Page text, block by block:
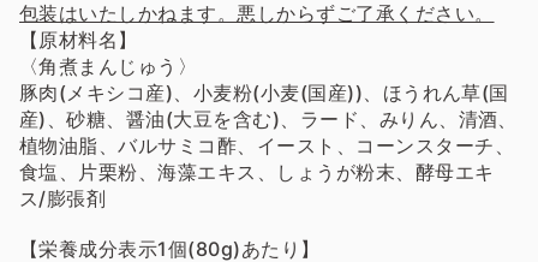
包装はいたしかねます。悪しからずご了承ください。
【原材料名】
〈角煮まんじゅう〉
豚肉(メキシコ産)、小麦粉(小麦(国産))、ほうれん草(国
産)、砂糖、醤油(大豆を含む)、ラード、みりん、清酒、
植物油脂、バルサミコ酢、イースト、コーンスターチ、
食塩、片栗粉、海藻エキス、しょうが粉末、酵母エキ
ス/膨張剤
【栄養成分表示1個(80g)あたり】